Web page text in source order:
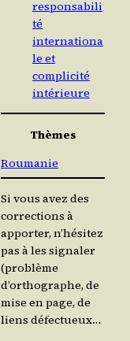
responsabili
té
internationa
le et
complicité
intérieure
Thèmes
Roumanie
Si vous avez des
corrections à
apporter, n’hésitez
pas à les signaler
(problème
d’orthographe, de
mise en page, de
liens défectueux…